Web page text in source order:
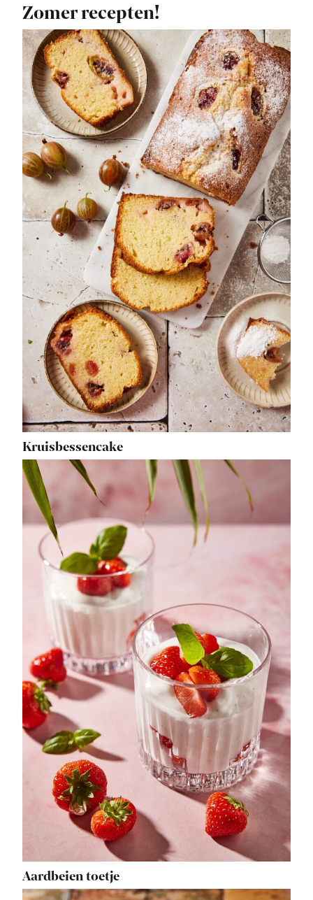
Zomer recepten!
Kruisbessencake
Aardbeien toetje